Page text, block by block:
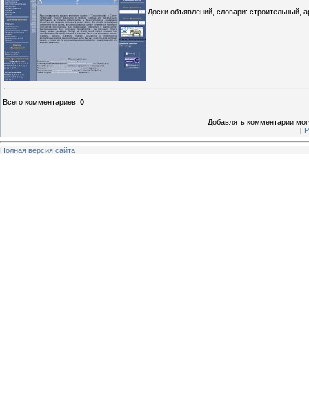
Доски объявлений, словари:
Всего комментариев: 0
Добавлять комментарии
[
Полная версия сайта